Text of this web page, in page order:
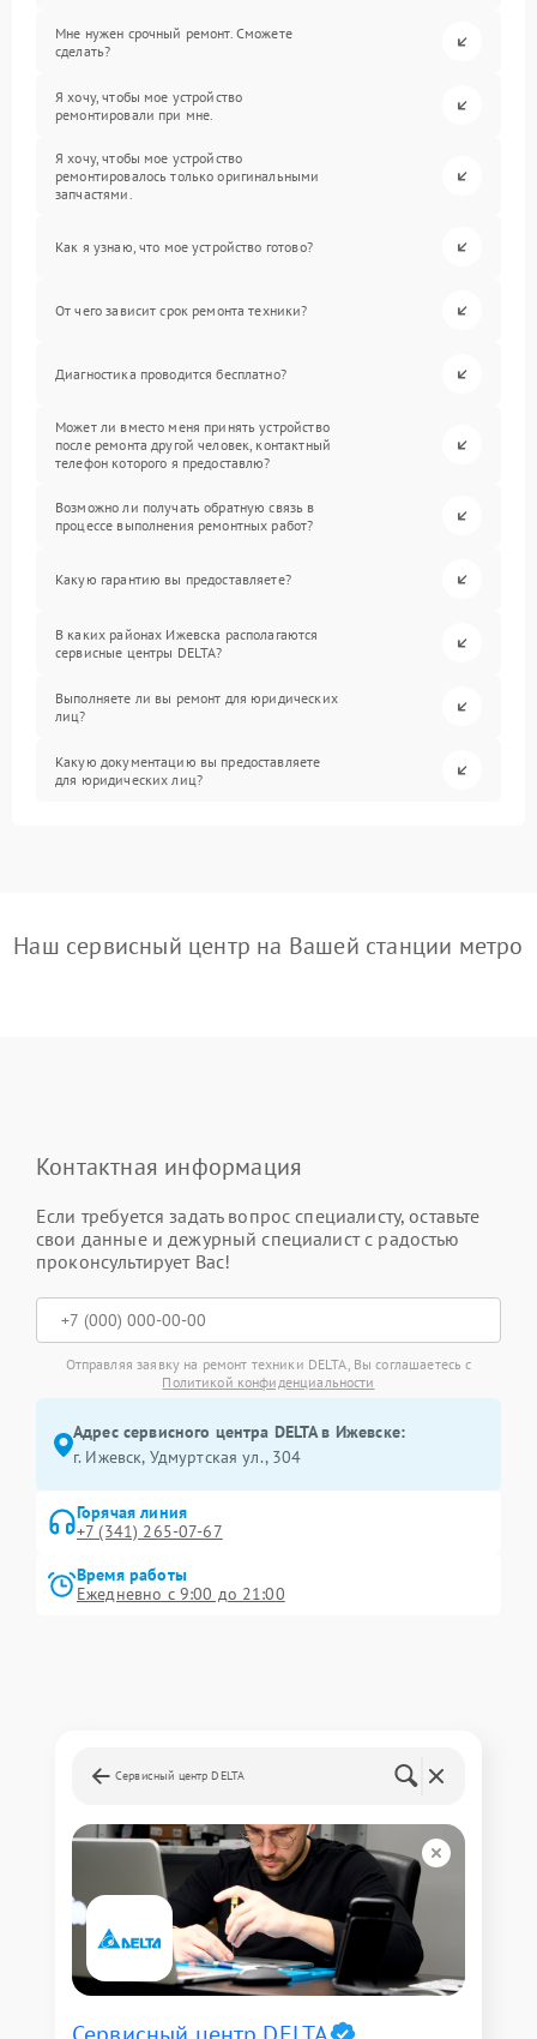
Мне нужен срочный ремонт. Сможете
сделать?
Я хочу, чтобы мое устройство
ремонтировали при мне.
Я хочу, чтобы мое устройство
ремонтировалось только оригинальными
запчастями.
Как я узнаю, что мое устройство готово?
От чего зависит срок ремонта техники?
Диагностика проводится бесплатно?
Может ли вместо меня принять устройство
после ремонта другой человек, контактный
телефон которого я предоставлю?
Возможно ли получать обратную связь в
процессе выполнения ремонтных работ?
Какую гарантию вы предоставляете?
В каких районах Ижевска располагаются
сервисные центры DELTA?
Выполняете ли вы ремонт для юридических
лиц?
Какую документацию вы предоставляете
для юридических лиц?
Наш сервисный центр на Вашей станции метро
Контактная информация
Если требуется задать вопрос специалисту, оставьте
свои данные и дежурный специалист с радостью
проконсультирует Вас!
Отправляя заявку на ремонт техники DELTA, Вы соглашаетесь с
Политикой конфиденциальности
Адрес сервисного центра DELTA в Ижевске:
г. Ижевск, Удмуртская ул., 304
Горячая линия
+7 (341) 265-07-67
Время работы
Ежедневно с 9:00 до 21:00
Сервисный центр DELTA